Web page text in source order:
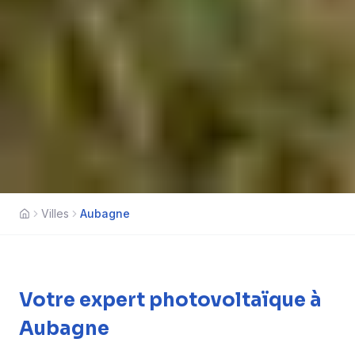
AccueilVilles Aubagne
Votre expert photovoltaïque à
Aubagne